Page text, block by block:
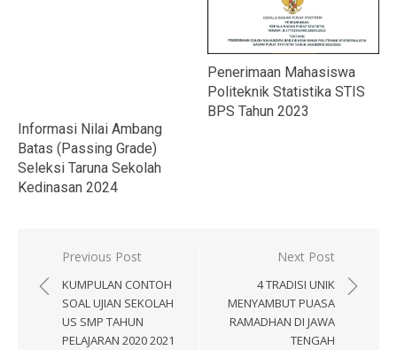
Informasi Nilai Ambang
Batas (Passing Grade)
Seleksi Taruna Sekolah
Kedinasan 2024
Penerimaan Mahasiswa
Politeknik Statistika STIS
BPS Tahun 2023
Navigasi
pos
Previous Post
KUMPULAN CONTOH
SOAL UJIAN SEKOLAH
US SMP TAHUN
PELAJARAN 2020 2021
Next Post
4 TRADISI UNIK
MENYAMBUT PUASA
RAMADHAN DI JAWA
TENGAH